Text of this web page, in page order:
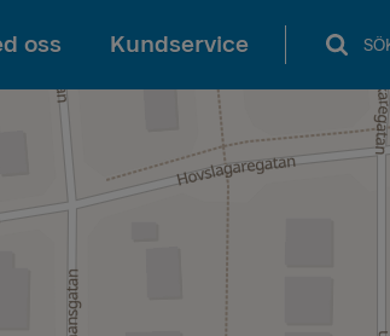
oss Kundservice